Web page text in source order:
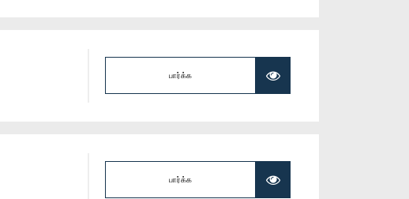
பார்க்க
பார்க்க